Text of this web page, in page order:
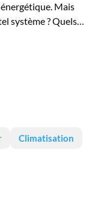
Mais
système ? Quels
anticiper ? Et
Climatisation